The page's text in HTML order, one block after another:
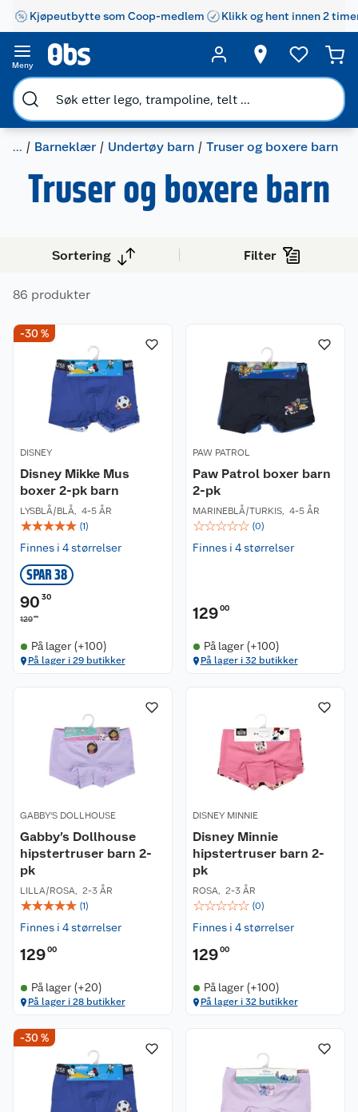
Kjøpeutbytte som Coop-medlem Klikk og hent innen 2
Meny
... Barneklær Undertøy barn Truser og boxere barn
Truser og boxere barn
Sortering Filter
86 produkter
-30 %
DISNEY
Disney Mikke Mus
boxer 2-pk barn
LYSBLÅ/BLÅ, 4-5 ÅR
☆☆☆☆☆ (1)
Finnes i 4 størrelser
SPAR 38
90 30
12900
På lager (+100)
På lager i 29 butikker
PAW PATROL
Paw Patrol boxer barn
2-pk
MARINEBLÅ/TURKIS, 4-5 ÅR
☆☆☆☆☆ (0)
Finnes i 4 størrelser
12900
På lager (+100)
På lager i 32 butikker
GABBY'S DOLLHOUSE
Gabby’s Dollhouse
hipstertruser barn 2-
pk
LILLA/ROSA, 2-3 ÅR
☆☆☆☆☆ (1)
Finnes i 4 størrelser
12900
På lager (+20)
På lager i 28 butikker
DISNEY MINNIE
Disney Minnie
hipstertruser barn 2-
pk
ROSA, 2-3 ÅR
☆☆☆☆☆ (0)
Finnes i 4 størrelser
12900
På lager (+100)
På lager i 32 butikker
-30 %